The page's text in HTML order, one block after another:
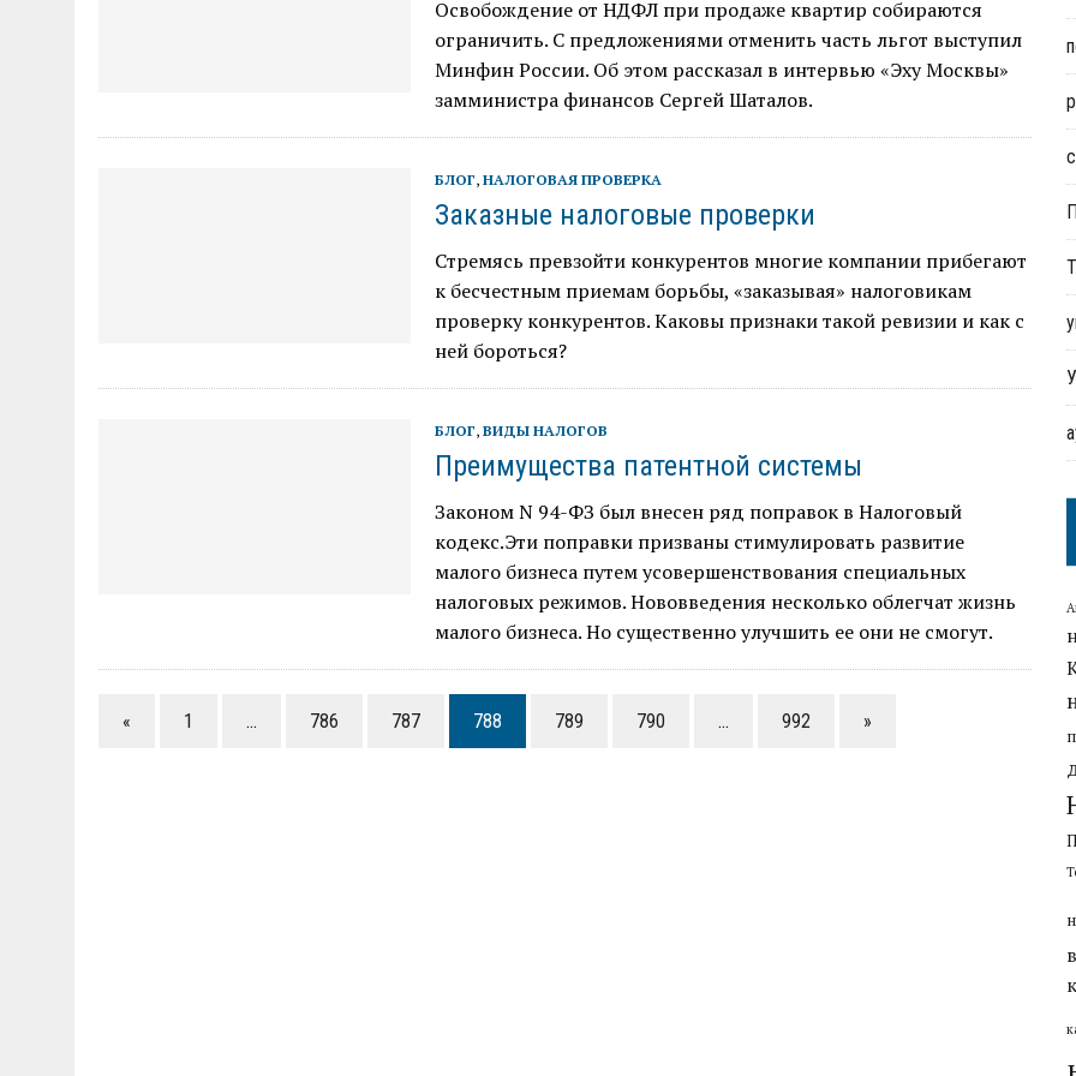
Освобождение от НДФЛ при продаже квартир собираются
ограничить. С предложениями отменить часть льгот выступил
Минфин России. Об этом рассказал в интервью «Эху Москвы»
замминистра финансов Сергей Шаталов.
БЛОГ, НАЛОГОВАЯ ПРОВЕРКА
Заказные налоговые проверки
Стремясь превзойти конкурентов многие компании прибегают
к бесчестным приемам борьбы, «заказывая» налоговикам
проверку конкурентов. Каковы признаки такой ревизии и как с
ней бороться?
БЛОГ, ВИДЫ НАЛОГОВ
Преимущества патентной системы
Законом N 94-ФЗ был внесен ряд поправок в Налоговый
кодекс.Эти поправки призваны стимулировать развитие
малого бизнеса путем усовершенствования специальных
налоговых режимов. Нововведения несколько облегчат жизнь
малого бизнеса. Но существенно улучшить ее они не смогут.
« 1 … 786 787 788 789 790 … 992 »